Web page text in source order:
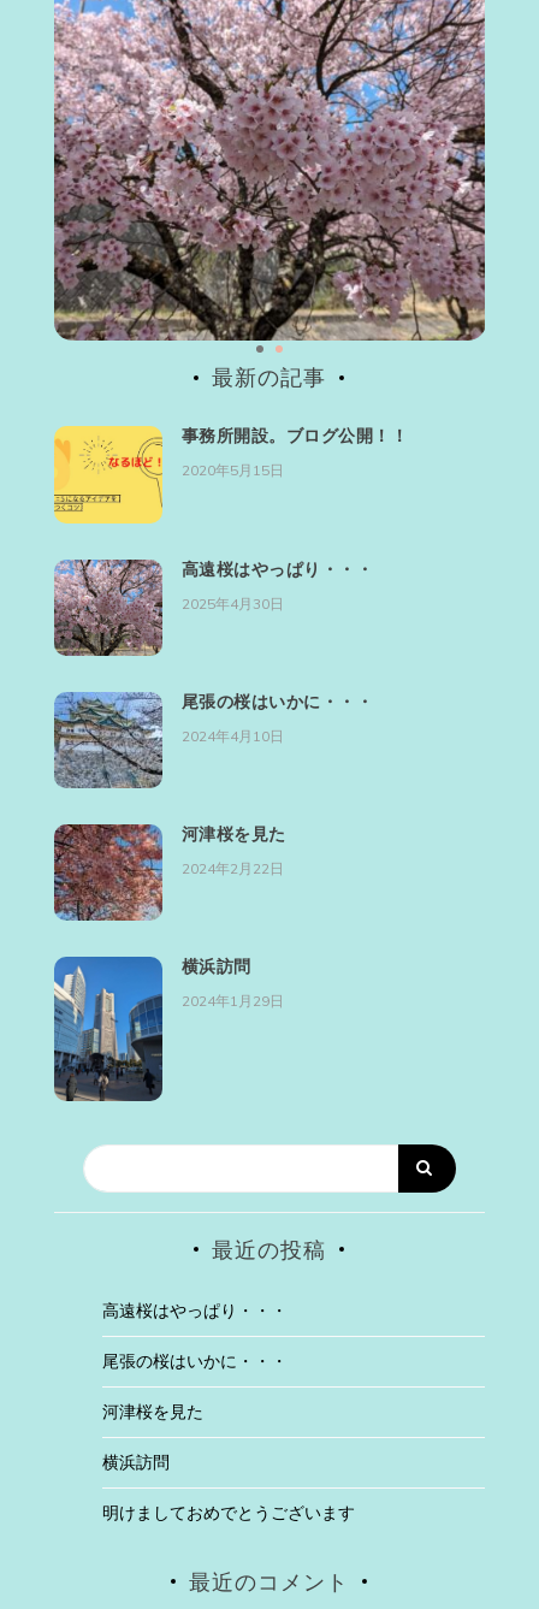
最新の記事
事務所開設。ブログ公開！！
2020年5月15日
高遠桜はやっぱり・・・
2025年4月30日
尾張の桜はいかに・・・
2024年4月10日
河津桜を見た
2024年2月22日
横浜訪問
2024年1月29日
最近の投稿
高遠桜はやっぱり・・・
尾張の桜はいかに・・・
河津桜を見た
横浜訪問
明けましておめでとうございます
最近のコメント